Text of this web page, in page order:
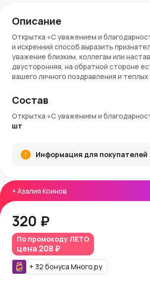
+ Азалия Коинов
320 ₽
По промокоду ЛЕТО
цена 208 ₽
+ 32 бонуса Много.ру
Описание
Открытка «С уважением и
и искренний способ выразить
уважение близким, коллегам или
двусторонняя, на обратной стороне
вашего личного поздравления и теплых
благодарностью»
Двусторонняя, вторая сторона
поздравления от души
Условия покупки:
Открытку можно купить в AzaliaNow с
получаете
заказов.
Подробнее:
–Новости AzaliaNow– Блог о декоре и
Состав
Открытка «С уважением и
шт
Информация для покупателей